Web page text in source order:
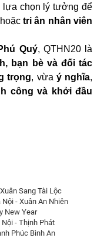
lựa chọn lý tưởng để
hoặc tri ân nhân viên
Quý, QTHN20 là
bạn bè và đối tác
trọng, vừa ý nghĩa,
công và khởi đầu
Sang Tài Lộc
- Xuân An Nhiên
New Year
- Thịnh Phát
Phúc Bình An